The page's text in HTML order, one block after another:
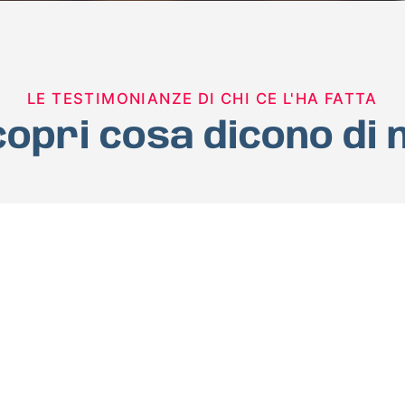
LE TESTIMONIANZE DI CHI CE L'HA FATTA
cosa dicono di